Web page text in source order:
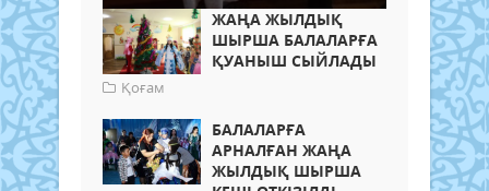
ЖАҢА ЖЫЛДЫҚ
ШЫРША БАЛАЛАРҒА
ҚУАНЫШ СЫЙЛАДЫ
Қоғам
БАЛАЛАРҒА
АРНАЛҒАН ЖАҢА
ЖЫЛДЫҚ ШЫРША